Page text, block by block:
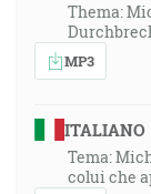
Thema:
MP3
ITALIANO
Tema:
colui che